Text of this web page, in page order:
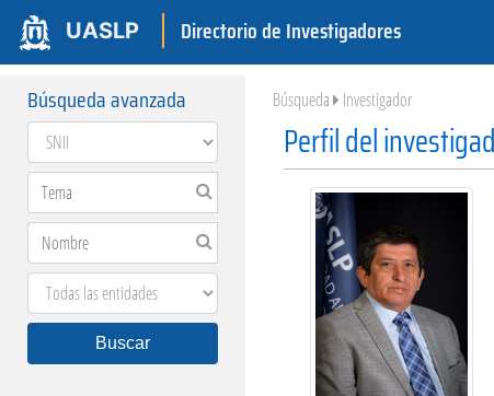
UASLP Directorio de Investigadores
Búsqueda avanzada
Buscar
Búsqueda Investigador
Perfil del